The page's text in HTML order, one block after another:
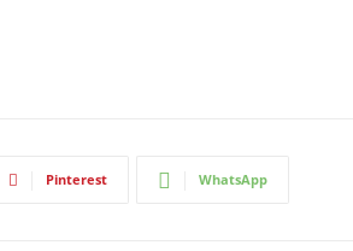
Pinterest WhatsApp